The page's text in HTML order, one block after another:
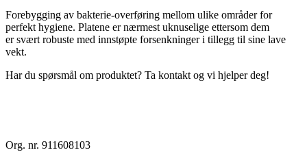
Forebygging av bakterie-overføring mellom ulike områder for
perfekt hygiene. Platene er nærmest uknuselige ettersom dem
er svært robuste med innstøpte forsenkninger i tillegg til sine lave
vekt.
Har du spørsmål om produktet? Ta kontakt og vi hjelper deg!
Org. nr. 911608103